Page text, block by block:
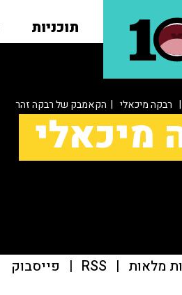
תוכניות
| רבקה מיכאלי | הקאמבק של רבקה זהר
מיכאלי
מלאות |
RSS
| פייסבוק